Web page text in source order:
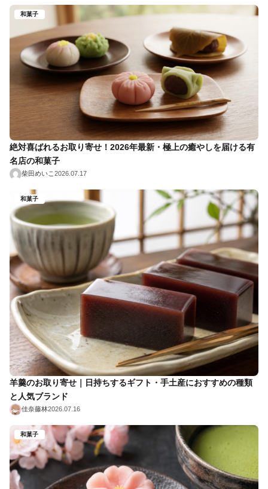
和菓子
絶対喜ばれるお取り寄せ！2026年最新・極上の癒やしを届ける有
名店の和菓子
柴田めいこ 2026.07.17
和菓子
羊羹のお取り寄せ｜日持ちするギフト・手土産におすすめの種類
と人気ブランド
佳奈藤林2026.07.16
和菓子